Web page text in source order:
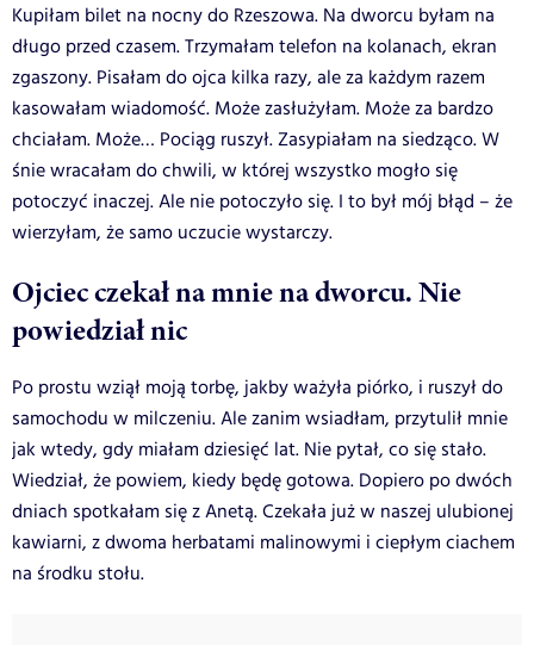
Kupiłam bilet na nocny do Rzeszowa. Na dworcu byłam na
długo przed czasem. Trzymałam telefon na kolanach, ekran
zgaszony. Pisałam do ojca kilka razy, ale za każdym razem
kasowałam wiadomość. Może zasłużyłam. Może za bardzo
chciałam. Może… Pociąg ruszył. Zasypiałam na siedząco. W
śnie wracałam do chwili, w której wszystko mogło się
potoczyć inaczej. Ale nie potoczyło się. I to był mój błąd – że
wierzyłam, że samo uczucie wystarczy.
Ojciec czekał na mnie na dworcu. Nie
powiedział nic
Po prostu wziął moją torbę, jakby ważyła piórko, i ruszył do
samochodu w milczeniu. Ale zanim wsiadłam, przytulił mnie
jak wtedy, gdy miałam dziesięć lat. Nie pytał, co się stało.
Wiedział, że powiem, kiedy będę gotowa. Dopiero po dwóch
dniach spotkałam się z Anetą. Czekała już w naszej ulubionej
kawiarni, z dwoma herbatami malinowymi i ciepłym ciachem
na środku stołu.